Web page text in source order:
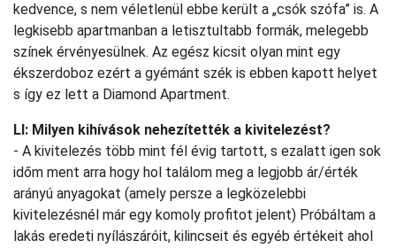
kedvence, s nem véletlenül ebbe került a „csók szófa” is. A
legkisebb apartmanban a letisztultabb formák, melegebb
színek érvényesülnek. Az egész kicsit olyan mint egy
ékszerdoboz ezért a gyémánt szék is ebben kapott helyet
s így ez lett a Diamond Apartment.
LI: Milyen kihívások nehezítették a kivitelezést?
- A kivitelezés több mint fél évig tartott, s ezalatt igen sok
időm ment arra hogy hol találom meg a legjobb ár/érték
arányú anyagokat (amely persze a legközelebbi
kivitelezésnél már egy komoly profitot jelent) Próbáltam a
lakás eredeti nyílászáróit, kilincseit és egyéb értékeit ahol